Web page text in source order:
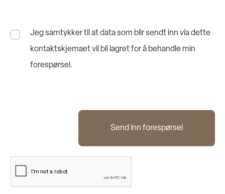
Jeg samtykker til at data som blir sendt inn via dette
kontaktskjemaet vil bli lagret for å behandle min
forespørsel.